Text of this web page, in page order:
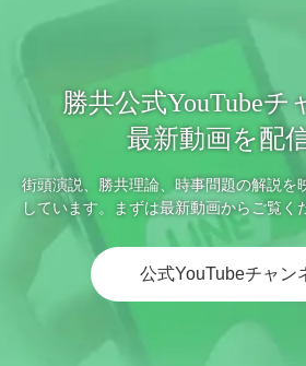
勝共公式YouTube
最新動画を配
街頭演説、勝共理論、時事問題の解説を
しています。まずは最新動画からご覧く
公式YouTubeチャン